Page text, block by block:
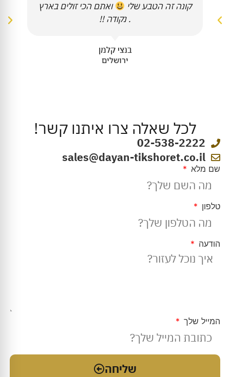
קונה זה הטבע שלי
ואתם הכי זולים בארץ
. נקודה !!
בנצי קלמן
ירושלים
לכל שאלה צרו איתנו קשר!
02-538-2222
sales@dayan-tikshoret.co.il
שם מלא
טלפון
הודעה
המייל שלך
שליחה